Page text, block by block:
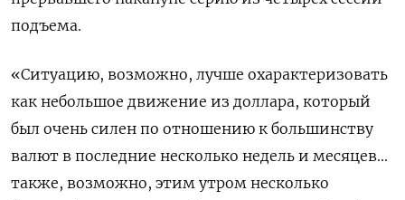
подъема.
«Ситуацию, возможно, лучше охарактеризовать
как небольшое движение из доллара, который
был очень силен по отношению к большинству
валют в последние несколько недель и месяцев...
также, возможно, этим утром несколько